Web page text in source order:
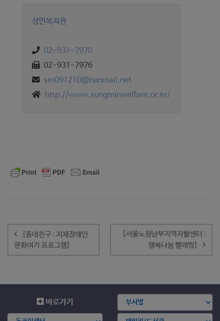
성민복지관
02-931-7970
02-931-7976
sm091210@hanmail.net
http://www.sungminwelfare.or.kr/
내
비
게
[동네친구 : 지체장애인
문화여가 프로그램]
[서울노원남부지역자활센터 :
행복나눔 빨래방]
바로가기